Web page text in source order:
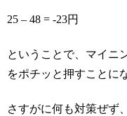
25 – 48 = -23円
ということで、マイニ
をポチッと押すことに
さすがに何も対策ぜず